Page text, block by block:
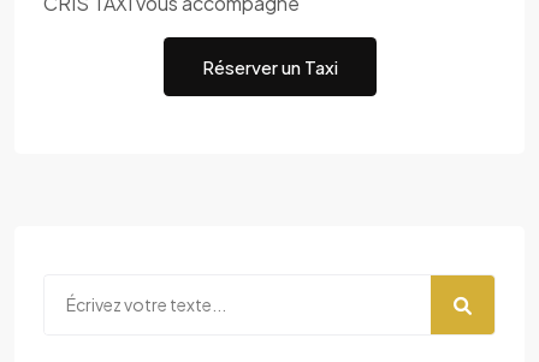
Réserver un Taxi